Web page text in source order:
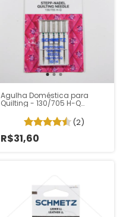
Agulha Doméstica para
Quilting - 130/705 H-Q
(2)
R$31,60